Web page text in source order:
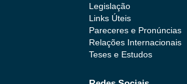
Legislação
Links Úteis
Pareceres e Pronúncias
Relações Internacionais
Teses e Estudos